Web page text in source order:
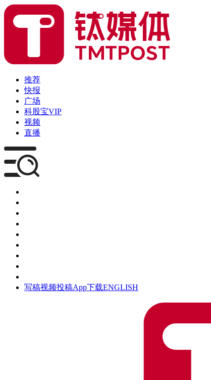
推荐
快报
广场
科股宝VIP
视频
直播
写稿视频投稿App下载ENGLISH